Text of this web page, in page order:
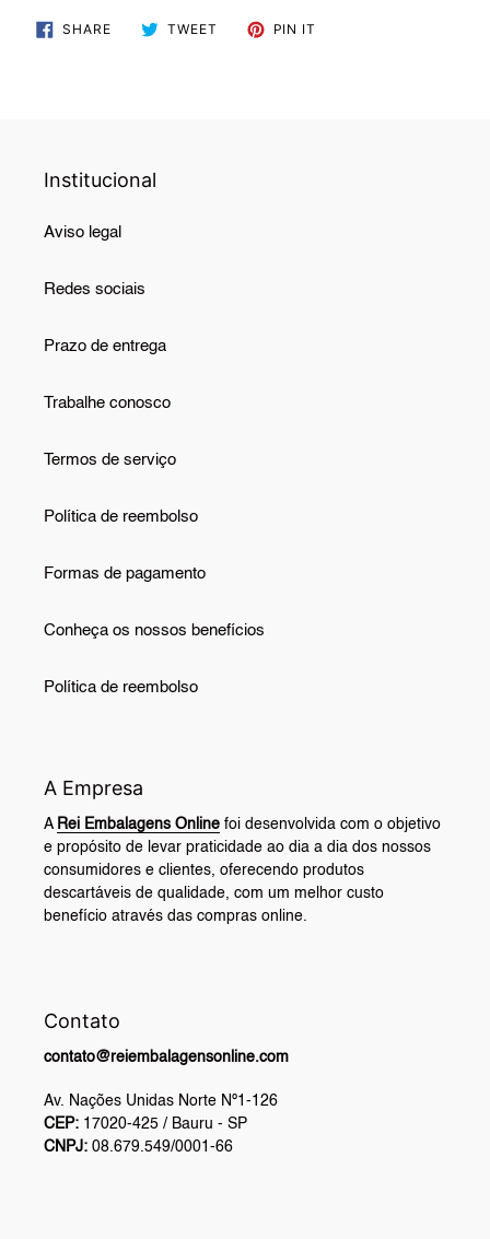
SHARESHARE
ON
TWEET TWEET PIN IT
Institucional
Aviso legal
Redes sociais
Prazo de entrega
Trabalhe conosco
Termos de serviço
Política de reembolso
Formas de pagamento
Conheça os nossos benefícios
Política de reembolso
A Empresa
A Rei Embalagens Online foi desenvolvida com o objetivo
e propósito de levar praticidade ao dia a dia dos nossos
consumidores e clientes, oferecendo produtos
descartáveis de qualidade, com um melhor custo
benefício através das compras online.
Contato
contato@reiembalagensonline.com
Av. Nações Unidas Norte Nº1-126
CEP: 17020-425 / Bauru - SP
CNPJ: 08.679.549/0001-66